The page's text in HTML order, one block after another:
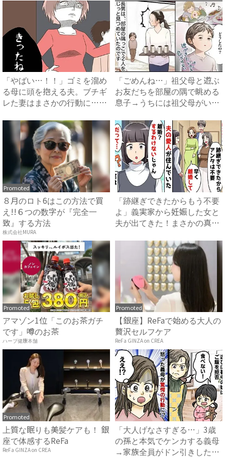
「やばい…！！」ゴミを溜め
る母に頭を抱える夫。ブチギ
レた妻はまさかの行動に…！
「ごめんね…」祖父母と遊ぶ
お友だちを部屋の隅で眺める
息子→うちには祖父母がいな
Promoted
８月のロト6はこの方法で買
え!!６つの数字が『完全一
致』する方法
株式会社MURA
「跡継ぎできたからもう不要
よ」義実家から妊娠した女と
夫が出てきた！まさかの真相
Promoted
アマゾン1位「このお茶ガチ
です」噂のお茶
ハーブ健康本舗
Promoted
【銀座】ReFaで始める大人の
贅沢セルフケア
ReFa GINZA on CREA
Promoted
上質な眠りも美髪ケアも！ 銀
座で体感するReFa
ReFa GINZA on CREA
「大人げなさすぎる…」3歳
の孫と本気でケンカする義母
→家族全員がドン引きした、